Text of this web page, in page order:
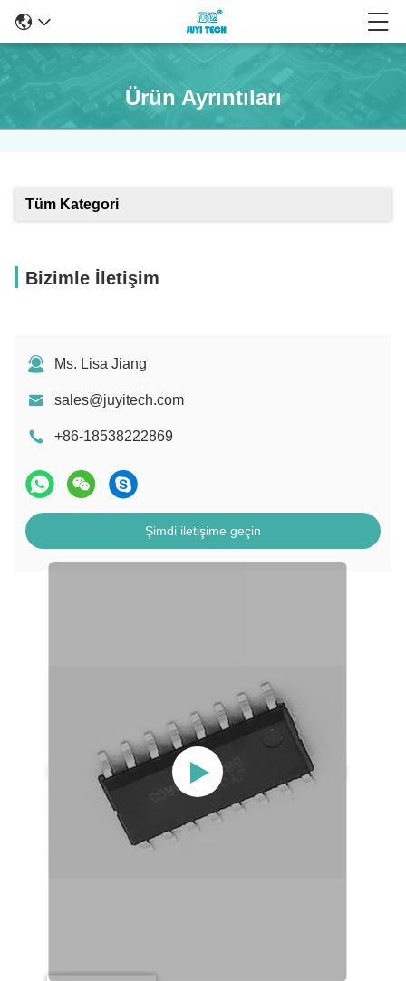
Ürün Ayrıntıları
Tüm Kategori
Bizimle İletişim
Ms. Lisa Jiang
sales@juyitech.com
+86-18538222869
Şimdi iletişime geçin